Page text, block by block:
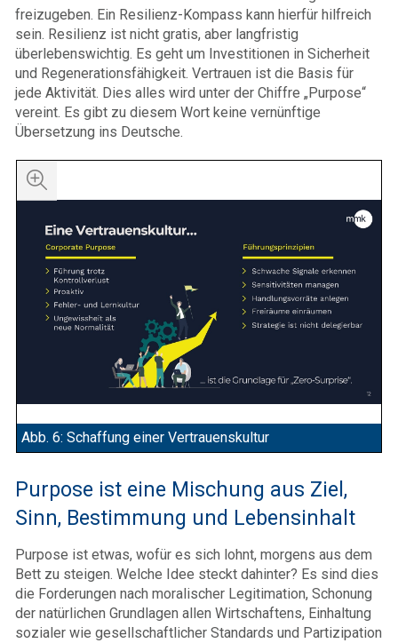
freizugeben. Ein Resilienz-Kompass kann hierfür hilfreich
sein. Resilienz ist nicht gratis, aber langfristig
überlebenswichtig. Es geht um Investitionen in Sicherheit
und Regenerationsfähigkeit. Vertrauen ist die Basis für
jede Aktivität. Dies alles wird unter der Chiffre „Purpose“
vereint. Es gibt zu diesem Wort keine vernünftige
Übersetzung ins Deutsche.
Abb. 6: Schaffung einer Vertrauenskultur
Purpose ist eine Mischung aus Ziel,
Sinn, Bestimmung und Lebensinhalt
Purpose ist etwas, wofür es sich lohnt, morgens aus dem
Bett zu steigen. Welche Idee steckt dahinter? Es sind dies
die Forderungen nach moralischer Legitimation, Schonung
der natürlichen Grundlagen allen Wirtschaftens, Einhaltung
sozialer wie gesellschaftlicher Standards und Partizipation